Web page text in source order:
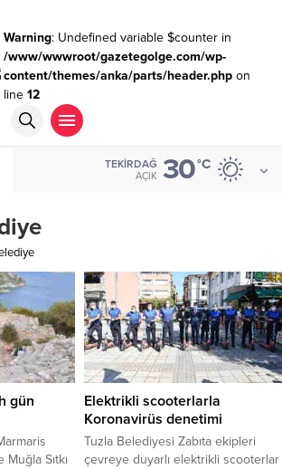
Warning: Undefined variable $counter in
/www/wwwroot/gazetegolge.com/wp-
content/themes/anka/parts/header.phpon
line 12
TEKIRDAĞ
AÇIK 30°C
gün
Sıtkı
Elektrikli scooterlarla
Koronavirüs denetimi
Tuzla Belediyesi Zabıta ekipleri
çevreye duyarlı elektrikli scooterlar